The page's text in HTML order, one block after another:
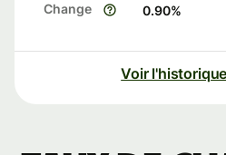
Change 0.90%
Voir